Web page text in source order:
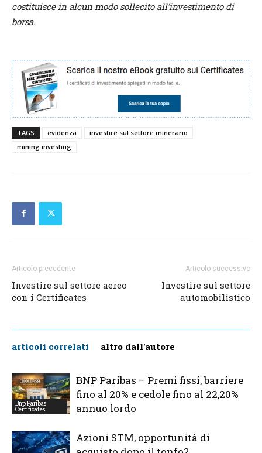
costituisce in alcun modo sollecito all’investimento di
borsa.
TAGS evidenza
investire sul settore minerario
mining investing
Articolo precedente
Investire sul settore aereo
con i Certificates
Articolo successivo
Investire sul settore
automobilistico
articoli correlati altro dall'autore
Bnp Paribas
Certificates
BNP Paribas – Premi fissi, barriere
fino al 20% e cedole fino al 22,20%
annuo lordo
Azioni STM, opportunità di